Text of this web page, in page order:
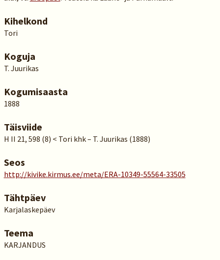
Kihelkond
Tori
Koguja
T. Juurikas
Kogumisaasta
1888
Täisviide
H II 21, 598 (8) < Tori khk – T. Juurikas (1888)
Seos
http://kivike.kirmus.ee/meta/ERA-10349-55564-33505
Tähtpäev
Karjalaskepäev
Teema
KARJANDUS